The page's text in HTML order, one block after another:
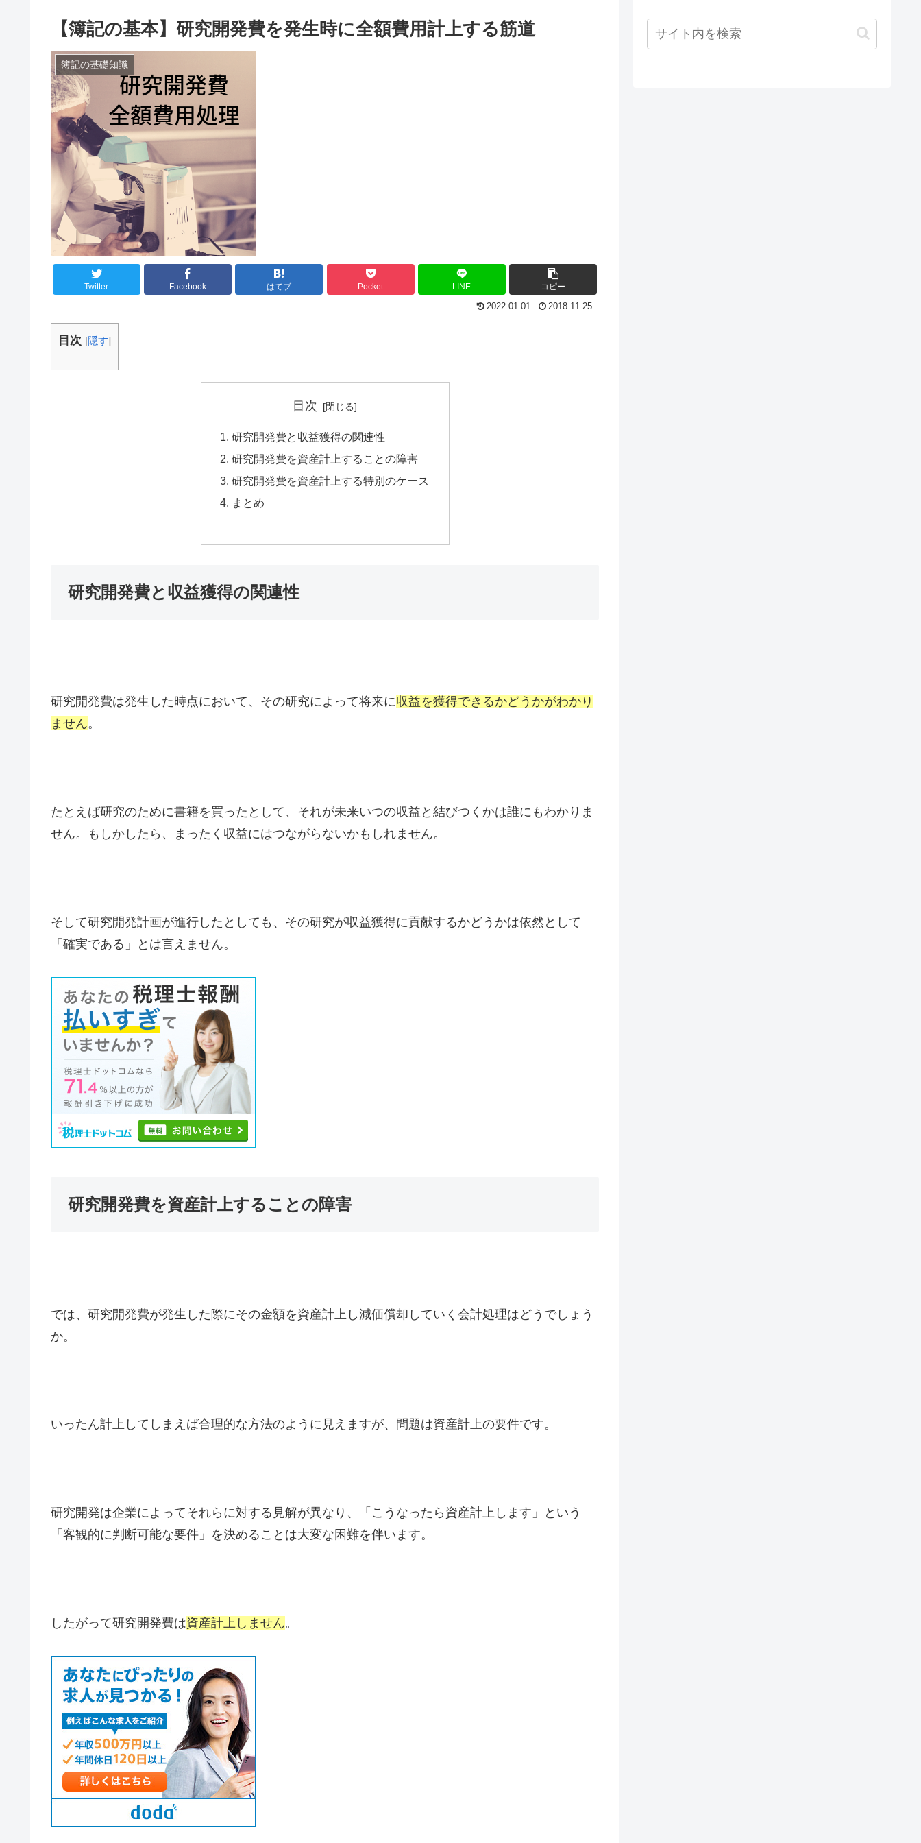
【簿記の基本】研究開発費を発生時に全額費用計上する筋道
簿記の基礎知識
Twitter Facebook はてブ Pocket LINE コピー
2022.01.01 2018.11.25
目次 [隠す]
目次
研究開発費と収益獲得の関連性
研究開発費を資産計上することの障害
研究開発費を資産計上する特別のケース
まとめ
研究開発費と収益獲得の関連性
研究開発費は発生した時点において、その研究によって将来に収益を獲得できるかどうかがわかり
ません。
たとえば研究のために書籍を買ったとして、それが未来いつの収益と結びつくかは誰にもわかりま
せん。もしかしたら、まったく収益にはつながらないかもしれません。
そして研究開発計画が進行したとしても、その研究が収益獲得に貢献するかどうかは依然として
「確実である」とは言えません。
研究開発費を資産計上することの障害
では、研究開発費が発生した際にその金額を資産計上し減価償却していく会計処理はどうでしょう
か。
いったん計上してしまえば合理的な方法のように見えますが、問題は資産計上の要件です。
研究開発は企業によってそれらに対する見解が異なり、「こうなったら資産計上します」という
「客観的に判断可能な要件」を決めることは大変な困難を伴います。
したがって研究開発費は資産計上しません。